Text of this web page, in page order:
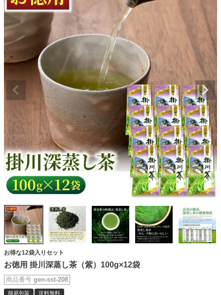
お得な12袋入りセット
お徳用 掛川深蒸し茶（紫）100g×12袋
商品番号 gen-sst-208
簡易包装 送料無料